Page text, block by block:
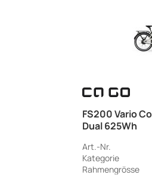
FS200 Vario
Dual 625Wh
Art.-Nr.
Kategorie
Rahmengrösse